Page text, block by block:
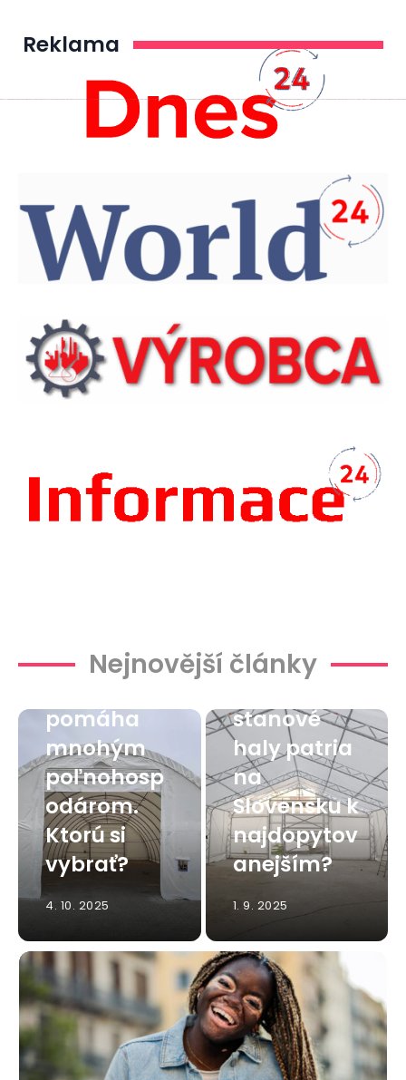
Reklama
Nejnovější články
Plachtová
pomáha
mnohým
poľnohosp
odárom.
Ktorú si
vybrať?
4. 10. 2025
stanové
haly patria
na
Slovensku k
najdopytov
anejším?
1. 9. 2025